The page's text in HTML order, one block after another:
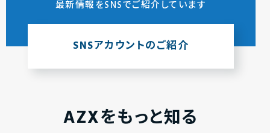
最新情報をSNSでご紹介しています
SNSアカウントのご紹介
AZXをもっと知る